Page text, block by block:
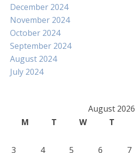
December 2024
November 2024
October 2024
September 2024
August 2024
July 2024
August 2026
M
T W T
3
4 5 6 7